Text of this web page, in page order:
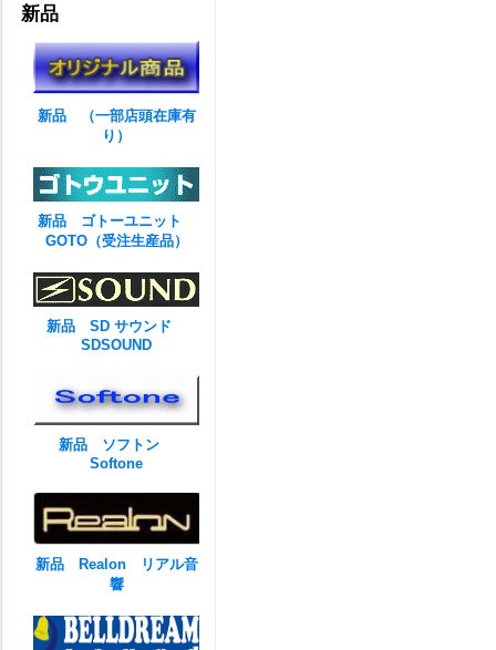
新品
新品 （一部店頭在庫有
り）
新品 ゴトーユニット
GOTO（受注生産品）
新品 SD サウンド
SDSOUND
新品 ソフトン
Softone
新品 Realon リアル音
響